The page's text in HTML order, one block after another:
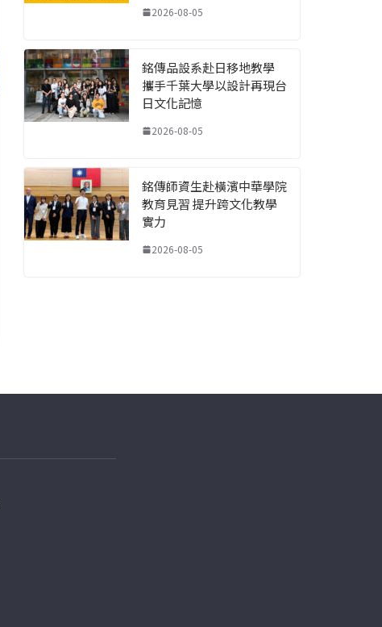
2026-08-05
銘傳品設系赴日移地教學
攜手千葉大學以設計再現台
日文化記憶
2026-08-05
銘傳師資生赴橫濱中華學院
教育見習 提升跨文化教學
實力
2026-08-05